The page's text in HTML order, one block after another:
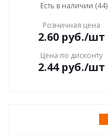
Есть в наличии (44)
Розничная цена
2.60руб./шт
Цена по дисконту
2.44руб./шт